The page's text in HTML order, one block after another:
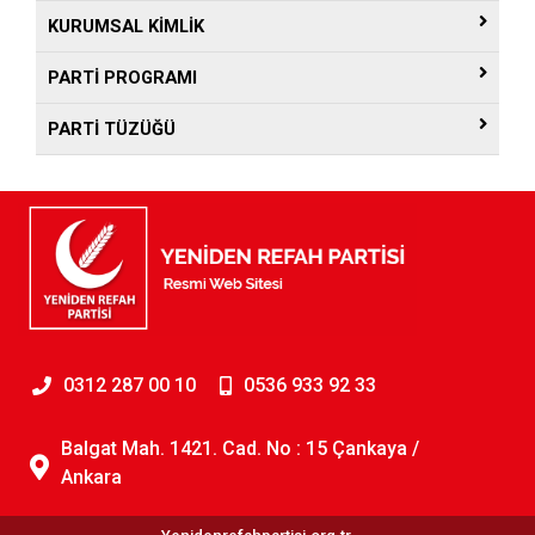
KURUMSAL KİMLİK
PARTİ PROGRAMI
PARTİ TÜZÜĞÜ
0312 287 00 10 0536 933 92 33
Balgat Mah. 1421. Cad. No : 15 Çankaya /
Ankara